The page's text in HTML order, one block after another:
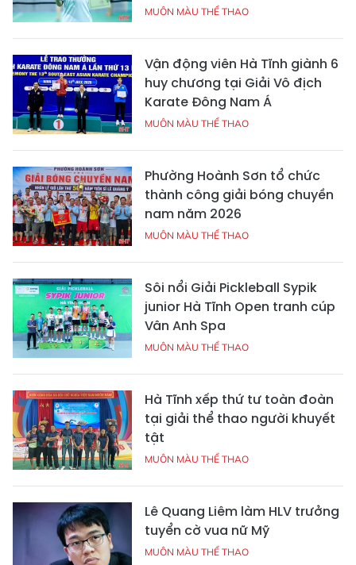
MUÔN MÀU THỂ THAO
Vận động viên Hà Tĩnh giành 6
huy chương tại Giải Vô địch
Karate Đông Nam Á
MUÔN MÀU THỂ THAO
Phường Hoành Sơn tổ chức
thành công giải bóng chuyền
nam năm 2026
MUÔN MÀU THỂ THAO
Sôi nổi Giải Pickleball Sypik
junior Hà Tĩnh Open tranh cúp
Vân Anh Spa
MUÔN MÀU THỂ THAO
Hà Tĩnh xếp thứ tư toàn đoàn
tại giải thể thao người khuyết
tật
MUÔN MÀU THỂ THAO
Lê Quang Liêm làm HLV trưởng
tuyển cờ vua nữ Mỹ
MUÔN MÀU THỂ THAO